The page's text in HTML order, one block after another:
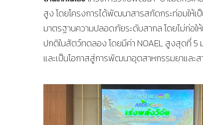
สูง โดยโครงการได้พัฒนาสารสกัดกระท่อมให้
มาตรฐานความปลอดภัยระดับสากล โดยไม่ก่อใ
ปกติในสัตว์ทดลอง โดยมีค่า NOAEL สูงสุดที่
และเป็นโอกาสสู่การพัฒนาอุตสาหกรรมยาแล